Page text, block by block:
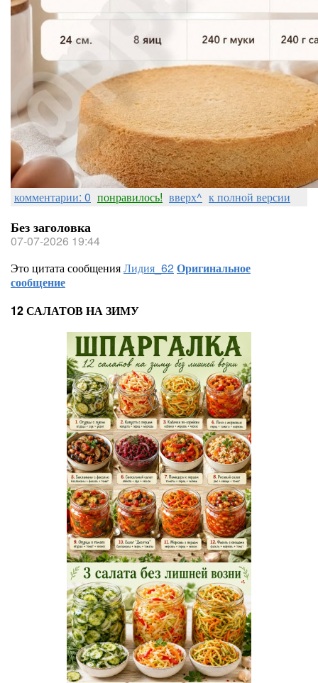
комментарии: 0 понравилось! вверх^ к полной версии
Без заголовка
07-07-2026 19:44
Это цитата сообщенияЛидия_62Оригинальное
сообщение
12 САЛАТОВ НА ЗИМУ